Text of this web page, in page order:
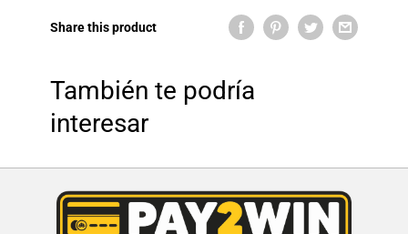
Share this product
También te podría
interesar